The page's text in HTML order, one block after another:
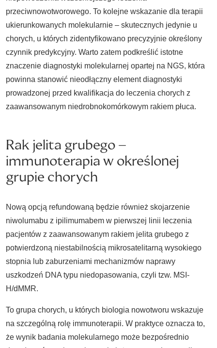
przeciwnowotworowego. To kolejne wskazanie dla terapii
ukierunkowanych molekularnie – skutecznych jedynie u
chorych, u których zidentyfikowano precyzyjnie określony
czynnik predykcyjny. Warto zatem podkreślić istotne
znaczenie diagnostyki molekularnej opartej na NGS, która
powinna stanowić nieodłączny element diagnostyki
prowadzonej przed kwalifikacja do leczenia chorych z
zaawansowanym niedrobnokomórkowym rakiem płuca.
Rak jelita grubego –
immunoterapia w określonej
grupie chorych
Nową opcją refundowaną będzie również skojarzenie
niwolumabu z ipilimumabem w pierwszej linii leczenia
pacjentów z zaawansowanym rakiem jelita grubego z
potwierdzoną niestabilnością mikrosatelitarną wysokiego
stopnia lub zaburzeniami mechanizmów naprawy
uszkodzeń DNA typu niedopasowania, czyli tzw. MSI-
H/dMMR.
To grupa chorych, u których biologia nowotworu wskazuje
na szczególną rolę immunoterapii. W praktyce oznacza to,
że wynik badania molekularnego może bezpośrednio